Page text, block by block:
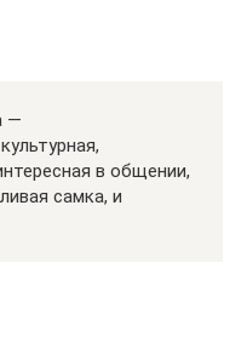
—
в общении,
самка, и